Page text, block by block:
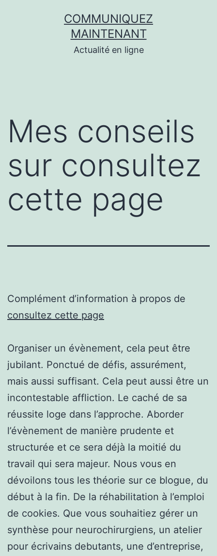
COMMUNIQUEZ
MAINTENANT
Actualité en ligne
Mes conseils
sur consultez
cette page
Complément d’information à propos de
consultez cette page
Organiser un évènement, cela peut être
jubilant. Ponctué de défis, assurément,
mais aussi suffisant. Cela peut aussi être un
incontestable affliction. Le caché de sa
réussite loge dans l’approche. Aborder
l’évènement de manière prudente et
structurée et ce sera déjà la moitié du
travail qui sera majeur. Nous vous en
dévoilons tous les théorie sur ce blogue, du
début à la fin. De la réhabilitation à l’emploi
de cookies. Que vous souhaitiez gérer un
synthèse pour neurochirurgiens, un atelier
pour écrivains debutants, une d’entreprise,